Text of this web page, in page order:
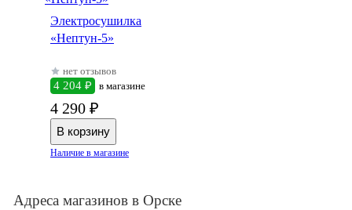
Электросушилка
«Нептун-5»
нет отзывов
4 204 ₽ в магазине
4 290 ₽
Наличие в магазине
Адреса магазинов в Орске